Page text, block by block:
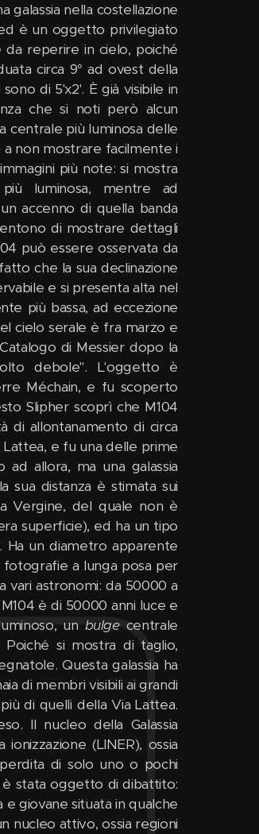
galassia nella costellazione
è un oggetto privilegiato
reperire in cielo, poiché
circa 9° ad ovest della
di 5'x2'. È già visibile in
che si noti però alcun
centrale più luminosa delle
non mostrare facilmente i
più note: si mostra
luminosa, mentre ad
accenno di quella banda
di mostrare dettagli
può essere osservata da
che la sua declinazione
e si presenta alta nel
più bassa, ad eccezione
cielo serale è fra marzo e
di Messier dopo la
debole". L'oggetto è
Méchain, e fu scoperto
Slipher scoprì che M104
di allontanamento di circa
e fu una delle prime
allora, ma una galassia
sua distanza è stimata sui
Vergine, del quale non è
superficie), ed ha un tipo
Ha un diametro apparente
fotografie a lunga posa per
astronomi: da 50000 a
è di 50000 anni luce e
un bulgecentrale
si mostra di taglio,
Questa galassia ha
di membri visibili ai grandi
di quelli della Via Lattea.
Il nucleo della Galassia
(LINER), ossia
di solo uno o pochi
è stata oggetto di dibattito:
giovane situata in qualche
nucleo attivo, ossia regioni